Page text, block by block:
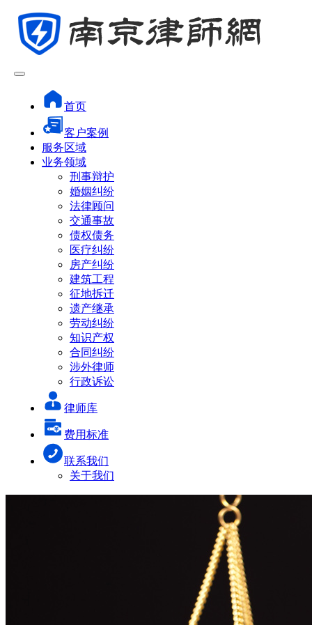
首页
客户案例
服务区域
业务领域
刑事辩护
婚姻纠纷
法律顾问
交通事故
债权债务
医疗纠纷
房产纠纷
建筑工程
征地拆迁
遗产继承
劳动纠纷
知识产权
合同纠纷
涉外律师
行政诉讼
律师库
费用标准
联系我们
关于我们